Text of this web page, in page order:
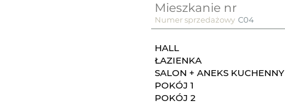
Mieszkanie nr
Numer sprzedażowy C04
HALL
ŁAZIENKA
SALON + ANEKS KUCHENNY
POKÓJ 1
POKÓJ 2